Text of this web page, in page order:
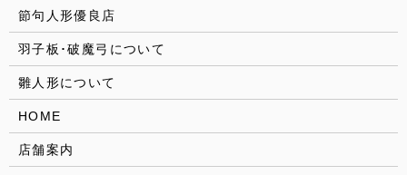
節句人形優良店
羽子板･破魔弓について
雛人形について
HOME
店舗案内